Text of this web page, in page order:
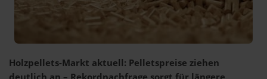
Holzpellets-Markt aktuell: Pelletspreise ziehen